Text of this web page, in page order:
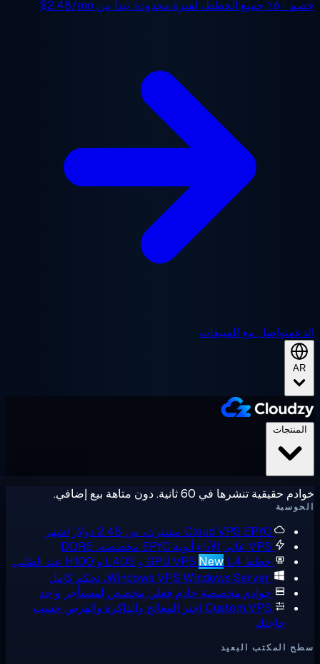
٥٠٪ جميع الخطط، لفترة محدودة. تبدأ من $2.48/mo
تواصل مع المبيعات
تنشرها في 60 ثانية. دون متاهة بيع إضافي.
Cloud VPSEPYC مشترك، من 2.48 دولار/شهر
VPS عالي الأداء
أنوية EPYC مخصصة، DDR5
خطط GPU VPS
New L4 و L40S و H100 عند الطلب
Windows VPS Windows Server، تحكم كامل
خوادم مخصصةخادم فعلي مخصص لمستأجر واحد
Custom VPS اختر المعالج والذاكرة والقرص حسب
حاجتك
المكتب البعيد